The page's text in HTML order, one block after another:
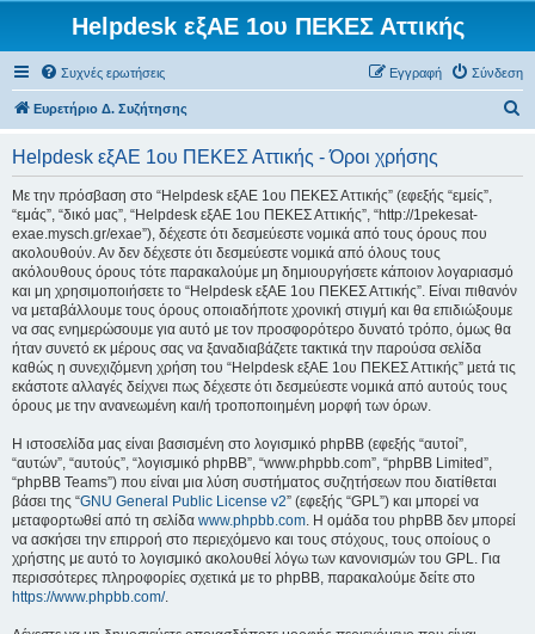
Helpdesk εξΑΕ 1ου ΠΕΚΕΣ Αττικής
Συχνές ερωτήσεις Σύνδεση
Εγγραφή
Ευρετήριο Δ. Συζήτησης
Helpdesk εξΑΕ 1ου ΠΕΚΕΣ Αττικής - Όροι χρήσης
Με την πρόσβαση στο “Helpdesk εξΑΕ 1ου ΠΕΚΕΣ Αττικής” (εφεξής “εμείς”,
“εμάς”, “δικό μας”, “Helpdesk εξΑΕ 1ου ΠΕΚΕΣ Αττικής”, “http://1pekesat-
exae.mysch.gr/exae”), δέχεστε ότι δεσμεύεστε νομικά από τους όρους που
ακολουθούν. Αν δεν δέχεστε ότι δεσμεύεστε νομικά από όλους τους
ακόλουθους όρους τότε παρακαλούμε μη δημιουργήσετε κάποιον λογαριασμό
και μη χρησιμοποιήσετε το “Helpdesk εξΑΕ 1ου ΠΕΚΕΣ Αττικής”. Είναι πιθανόν
να μεταβάλλουμε τους όρους οποιαδήποτε χρονική στιγμή και θα επιδιώξουμε
να σας ενημερώσουμε για αυτό με τον προσφορότερο δυνατό τρόπο, όμως θα
ήταν συνετό εκ μέρους σας να ξαναδιαβάζετε τακτικά την παρούσα σελίδα
καθώς η συνεχιζόμενη χρήση του “Helpdesk εξΑΕ 1ου ΠΕΚΕΣ Αττικής” μετά τις
εκάστοτε αλλαγές δείχνει πως δέχεστε ότι δεσμεύεστε νομικά από αυτούς τους
όρους με την ανανεωμένη και/ή τροποποιημένη μορφή των όρων.
Η ιστοσελίδα μας είναι βασισμένη στο λογισμικό phpBB (εφεξής “αυτοί”,
“αυτών”, “αυτούς”, “λογισμικό phpBB”, “www.phpbb.com”, “phpBB Limited”,
“phpBB Teams”) που είναι μια λύση συστήματος συζητήσεων που διατίθεται
βάσει της “GNU General Public License v2” (εφεξής “GPL”) και μπορεί να
μεταφορτωθεί από τη σελίδα www.phpbb.com. Η ομάδα του phpBB δεν μπορεί
να ασκήσει την επιρροή στο περιεχόμενο και τους στόχους, τους οποίους ο
χρήστης με αυτό το λογισμικό ακολουθεί λόγω των κανονισμών του GPL. Για
περισσότερες πληροφορίες σχετικά με το phpBB, παρακαλούμε δείτε στο
https://www.phpbb.com/.